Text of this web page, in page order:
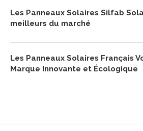
Les Panneaux Solaires Silfab
meilleurs du marché
Les Panneaux Solaires Français
Marque Innovante et Écologique